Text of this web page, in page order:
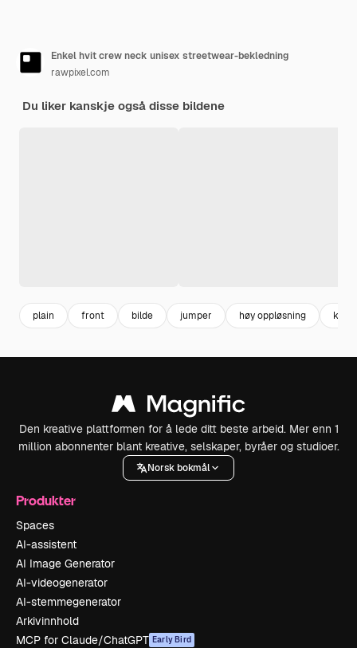
Enkel hvit crew neck unisex streetwear-bekledning
rawpixel.com
Du liker kanskje også disse bildene
plain front bilde jumper høy oppløsning klær
Den kreative plattformen for å lede ditt beste arbeid. Mer enn 1
million abonnenter blant kreative, selskaper, byråer og studioer.
Norsk bokmål
Produkter
Spaces
AI-assistent
AI Image Generator
AI-videogenerator
AI-stemmegenerator
Arkivinnhold
MCP for Claude/ChatGPT Early Bird